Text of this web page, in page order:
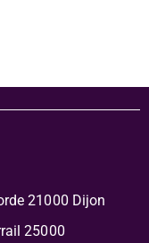
21000 Dijon
25000